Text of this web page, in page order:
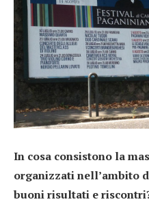
In cosa consistono la
organizzati nell’ambito
buoni risultati e